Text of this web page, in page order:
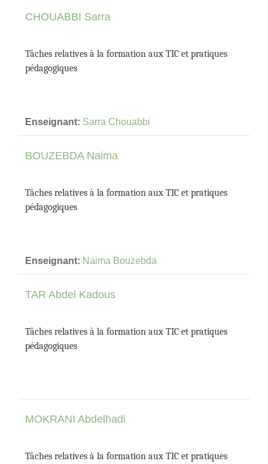
CHOUABBI Sarra
Tâches relatives à la formation aux TIC et pratiques
pédagogiques
Enseignant: Sarra Chouabbi
BOUZEBDA Naima
Tâches relatives à la formation aux TIC et pratiques
pédagogiques
Enseignant: Naima Bouzebda
TAR Abdel Kadous
Tâches relatives à la formation aux TIC et pratiques
pédagogiques
MOKRANI Abdelhadi
Tâches relatives à la formation aux TIC et pratiques